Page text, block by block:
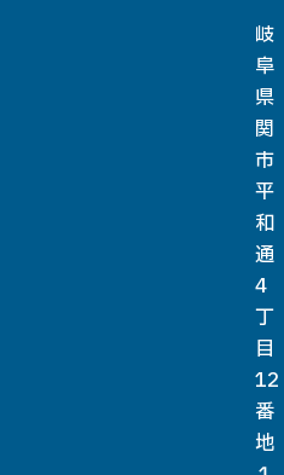
岐
阜
県
関
市
平
和
通
4
丁
目
12
番
地